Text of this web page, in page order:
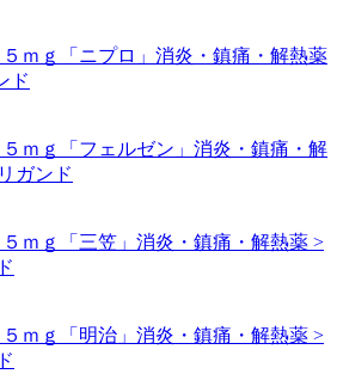
ｍｇ「ニプロ」 消炎・鎮痛・解熱薬
ド
ｍｇ「フェルゼン」 消炎・鎮痛・解
ガンド
ｍｇ「三笠」 消炎・鎮痛・解熱薬 >
ｍｇ「明治」 消炎・鎮痛・解熱薬 >